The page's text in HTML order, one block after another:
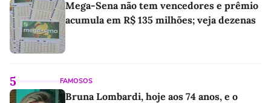
Mega-Sena não tem vencedores e prêmio
acumula em R$ 135 milhões; veja dezenas
5 FAMOSOS
Bruna Lombardi, hoje aos 74 anos, e o